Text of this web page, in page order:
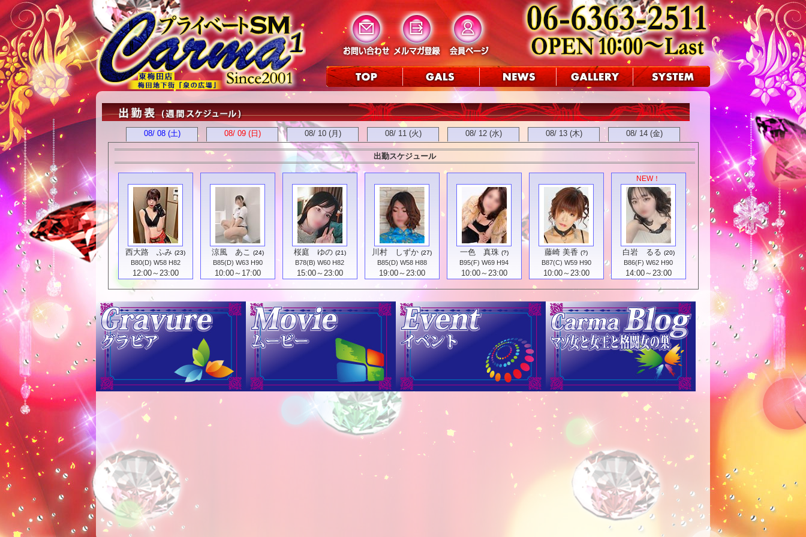
08/ 08 (土) 08/ 09 (日) 08/ 10 (月) 08/ 11 (火) 08/ 12 (水) 08/ 13 (木) 08/ 14 (金)
出勤スケジュール
西大路 ふみ (23)
B80(D) W58 H82
12:00～23:00
涼風 あこ (24)
B85(D) W63 H90
10:00～17:00
桜庭 ゆの (21)
B78(B) W60 H82
15:00～23:00
川村 しずか (27)
B85(D) W58 H88
19:00～23:00
一色 真珠 (?)
B95(F) W69 H94
10:00～23:00
藤崎 美香 (?)
B87(C) W59 H90
10:00～23:00
NEW！
白岩 るる (20)
B86(F) W62 H90
14:00～23:00